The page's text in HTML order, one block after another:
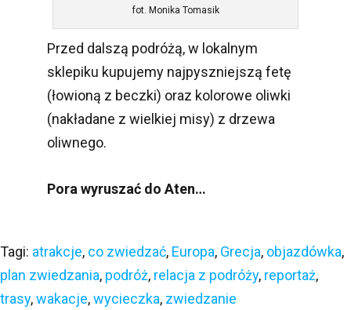
fot. Monika Tomasik
Przed dalszą podróżą, w lokalnym
sklepiku kupujemy najpyszniejszą fetę
(łowioną z beczki) oraz kolorowe oliwki
(nakładane z wielkiej misy) z drzewa
oliwnego.
Pora wyruszać do Aten…
Tagi: atrakcje, co zwiedzać, Europa, Grecja, objazdówka,
plan zwiedzania, podróż, relacja z podróży, reportaż,
trasy,wakacje,wycieczka, zwiedzanie